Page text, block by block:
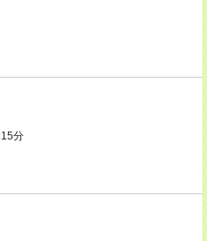
分